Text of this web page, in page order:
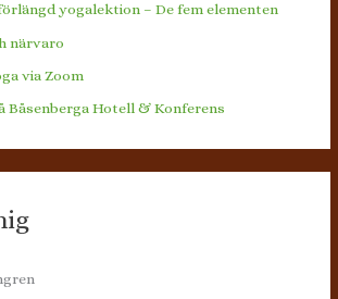
yogalektion – De fem elementen
närvaro
via Zoom
Båsenberga Hotell & Konferens